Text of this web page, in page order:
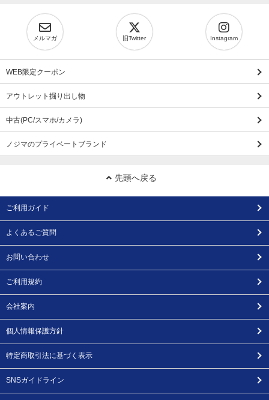
メルマガ 旧Twitter Instagram
WEB限定クーポン
アウトレット掘り出し物
中古(PC/スマホ/カメラ)
ノジマのプライベートブランド
先頭へ戻る
ご利用ガイド
よくあるご質問
お問い合わせ
ご利用規約
会社案内
個人情報保護方針
特定商取引法に基づく表示
SNSガイドライン